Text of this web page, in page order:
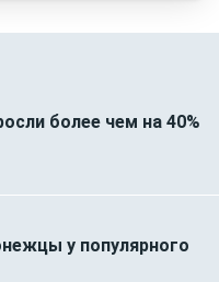
более чем на 40%
у популярного